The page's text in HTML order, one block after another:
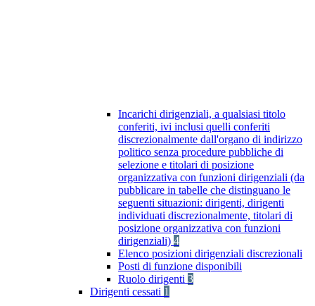
Incarichi dirigenziali, a qualsiasi titolo
conferiti, ivi inclusi quelli conferiti
discrezionalmente dall'organo di indirizzo
politico senza procedure pubbliche di
selezione e titolari di posizione
organizzativa con funzioni dirigenziali (da
pubblicare in tabelle che distinguano le
seguenti situazioni: dirigenti, dirigenti
individuati discrezionalmente, titolari di
posizione organizzativa con funzioni
dirigenziali) 4
Elenco posizioni dirigenziali discrezionali
Posti di funzione disponibili
Ruolo dirigenti 3
Dirigenti cessati 1